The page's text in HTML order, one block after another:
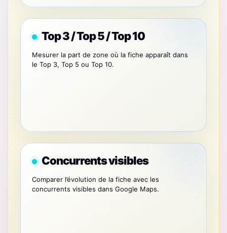
Top 3 / Top 5 / Top 10
Mesurer la part de zone où la fiche apparaît dans
le Top 3, Top 5 ou Top 10.
Concurrents visibles
Comparer l’évolution de la fiche avec les
concurrents visibles dans Google Maps.